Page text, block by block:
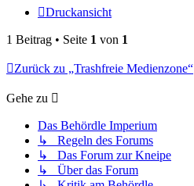
Druckansicht
1 Beitrag • Seite 1 von 1
Zurück zu „Trashfreie Medienzone“
Gehe zu
Das Behördle Imperium
↳ Regeln des Forums
↳ Das Forum zur Kneipe
↳ Über das Forum